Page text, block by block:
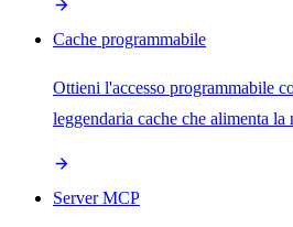
Cache programmabile
Ottieni l'accesso programmabile
leggendaria cache che alimenta
Server MCP